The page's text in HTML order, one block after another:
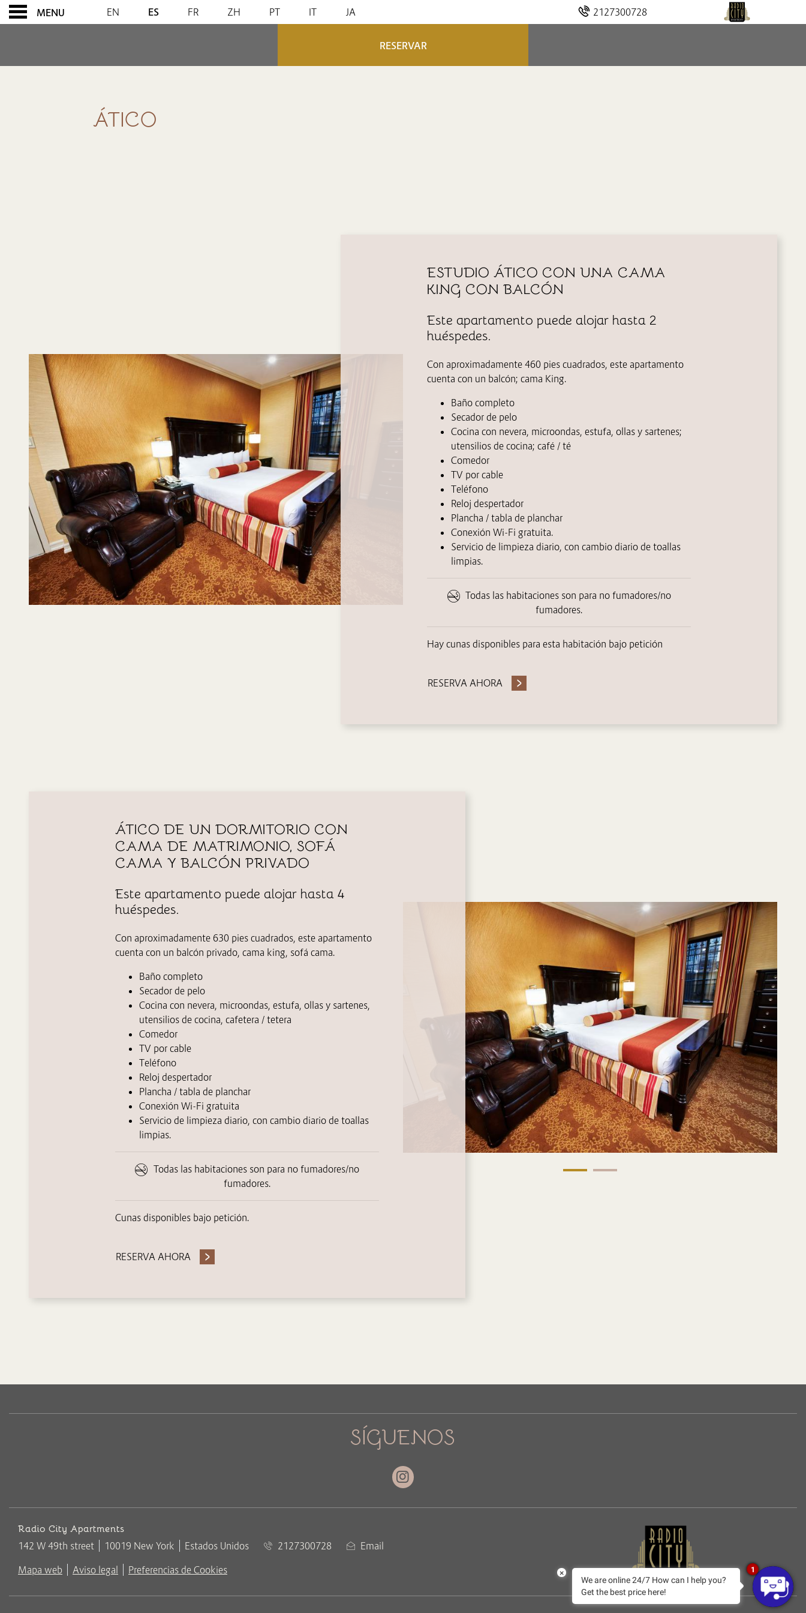
2127300728
MENU EN ES FR ZH PT IT JA
RESERVAR
ÁTICO
ESTUDIO ÁTICO CON UNA CAMA
KING CON BALCÓN
Este apartamento puede alojar hasta 2
huéspedes.
Con aproximadamente 460 pies cuadrados, este apartamento
cuenta con un balcón; cama King.
Baño completo
Secador de pelo
Cocina con nevera, microondas, estufa, ollas y sartenes;
utensilios de cocina; café / té
Comedor
TV por cable
Teléfono
Reloj despertador
Plancha / tabla de planchar
Conexión Wi-Fi gratuita.
Servicio de limpieza diario, con cambio diario de toallas
limpias.
Todas las habitaciones son para no fumadores/no
fumadores.
Hay cunas disponibles para esta habitación bajo petición
RESERVA AHORA
ÁTICO DE UN DORMITORIO CON
CAMA DE MATRIMONIO, SOFÁ
CAMA Y BALCÓN PRIVADO
Este apartamento puede alojar hasta 4
huéspedes.
Con aproximadamente 630 pies cuadrados, este apartamento
cuenta con un balcón privado, cama king, sofá cama.
Baño completo
Secador de pelo
Cocina con nevera, microondas, estufa, ollas y sartenes,
utensilios de cocina, cafetera / tetera
Comedor
TV por cable
Teléfono
Reloj despertador
Plancha / tabla de planchar
Conexión Wi-Fi gratuita
Servicio de limpieza diario, con cambio diario de toallas
limpias.
Todas las habitaciones son para no fumadores/no
fumadores.
Cunas disponibles bajo petición.
RESERVA AHORA
DIRECCIÓN
Radio City Apartments
142 W 49th street 10019 New York Estados Unidos 2127300728
Email
Mapa web
Aviso legal Preferencias de Cookies
SÍGUENOS
Instagram
×
We are online 24/7 How can I help you?
Get the best price here!
1